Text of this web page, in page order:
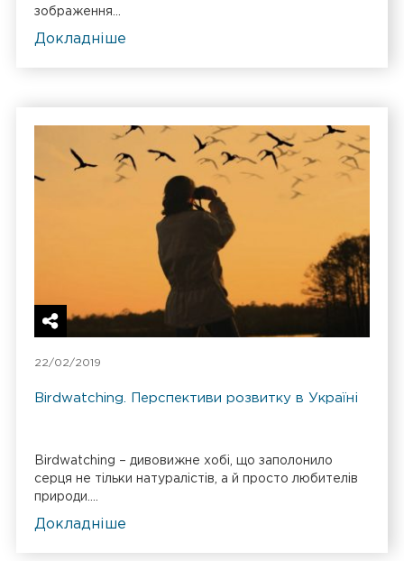
зображення...
Докладніше
22/02/2019
Birdwatching. Перспективи розвитку в Україні
Birdwatching – дивовижне хобі, що заполонило
серця не тільки натуралістів, а й просто любителів
природи....
Докладніше